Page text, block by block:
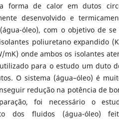
forma de calor em dutos
desenvolvido e
óleo), com o objetivo de
poliuretano expandido
mK) onde ambos os isolantes
para o estudo um duto
O sistema (água–óleo) é
redução na potência de
foi necessário o
dos fluidos (água-óleo)